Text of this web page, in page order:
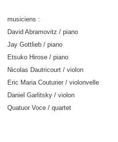
musiciens :
David Abramovitz / piano
Jay Gottlieb / piano
Etsuko Hirose / piano
Nicolas Dautricourt / violon
Eric Maria Couturier / violonvelle
Daniel Garlitsky / violon
Quatuor Voce / quartet